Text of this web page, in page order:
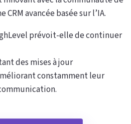
avancée basée sur l’IA.
prévoit-elle de continuer
des mises à jour
constamment leur